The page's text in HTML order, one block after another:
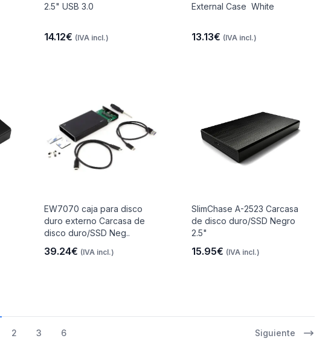
2.5" USB 3.0
14.12€ (IVA incl.)
External Case  White
13.13€ (IVA incl.)
EW7070 caja para disco
duro externo Carcasa de
disco duro/SSD Neg..
39.24€ (IVA incl.)
SlimChase A-2523 Carcasa
de disco duro/SSD Negro
2.5"
15.95€ (IVA incl.)
2 3 6 Siguiente